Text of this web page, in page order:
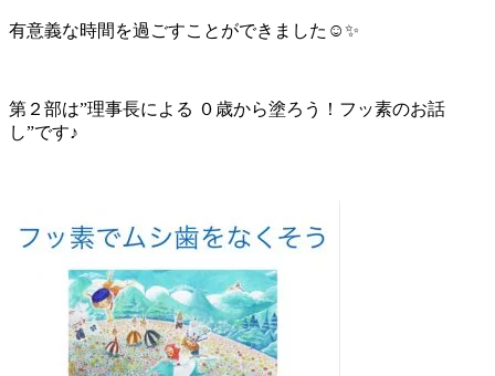
有意義な時間を過ごすことができました☺✨
第２部は”理事長による ０歳から塗ろう！フッ素のお話
し”です♪